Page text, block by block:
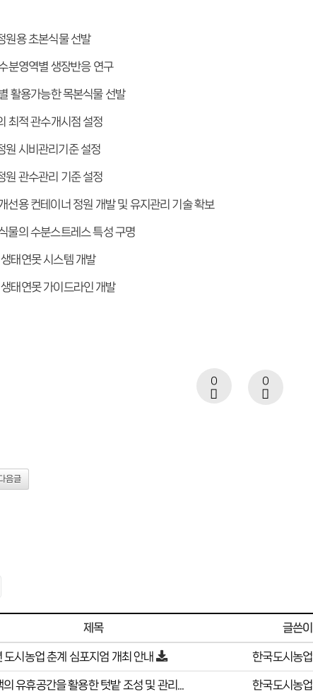
용 초본식물 선발
분영역별 생장반응 연구
활용가능한 목본식물 선발
최적 관수개시점 설정
시비관리기준 설정
관수관리 기준 설정
선용 컨테이너 정원 개발 및 유지관리 기술 확보
물의 수분스트레스 특성 구명
태연못 시스템 개발
태연못 가이드라인 개발
0 0
음글
제목 글쓴이
시농업 춘계 심포지엄 개최 안내 한국도시농
유휴공간을 활용한 텃밭 조성 및 관리... 한국도시농